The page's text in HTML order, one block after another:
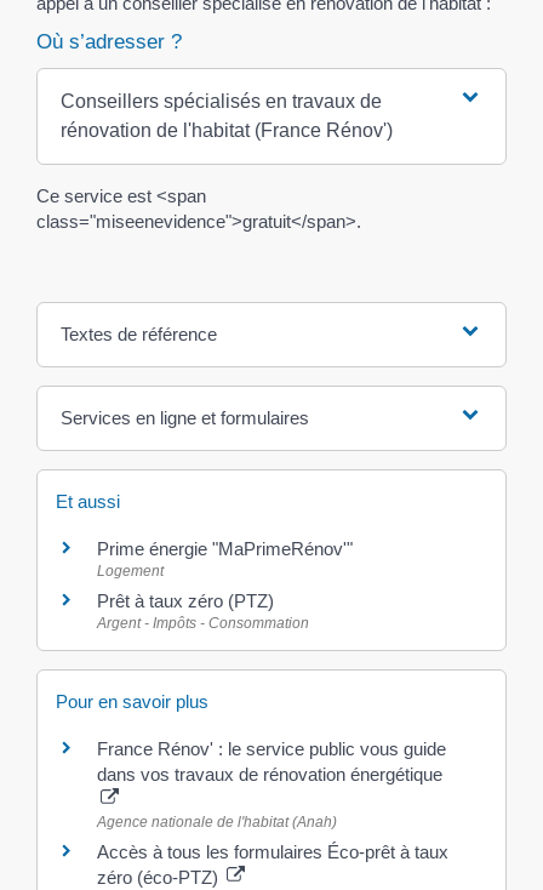
Où s’adresser ?
Conseillers spécialisés en travaux de
rénovation de l'habitat (France Rénov')
Ce service est <span
class="miseenevidence">gratuit</span>.
Textes de référence
Services en ligne et formulaires
Et aussi
Prime énergie "MaPrimeRénov'"
Logement
Prêt à taux zéro (PTZ)
Argent - Impôts - Consommation
Pour en savoir plus
France Rénov' : le service public vous guide
dans vos travaux de rénovation énergétique
Agence nationale de l'habitat (Anah)
Accès à tous les formulaires Éco-prêt à taux
zéro (éco-PTZ)